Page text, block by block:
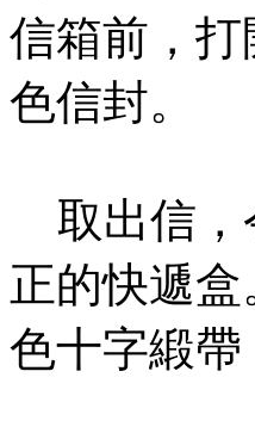
信箱前，
色信封。
取出信，
正的快遞
色十字緞